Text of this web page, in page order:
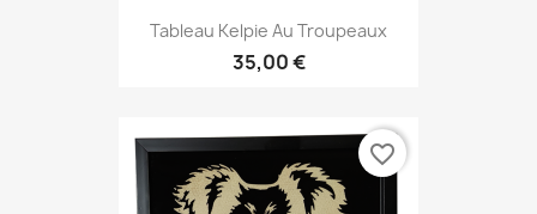
Tableau Kelpie Au Troupeaux
35,00 €
favorite_border